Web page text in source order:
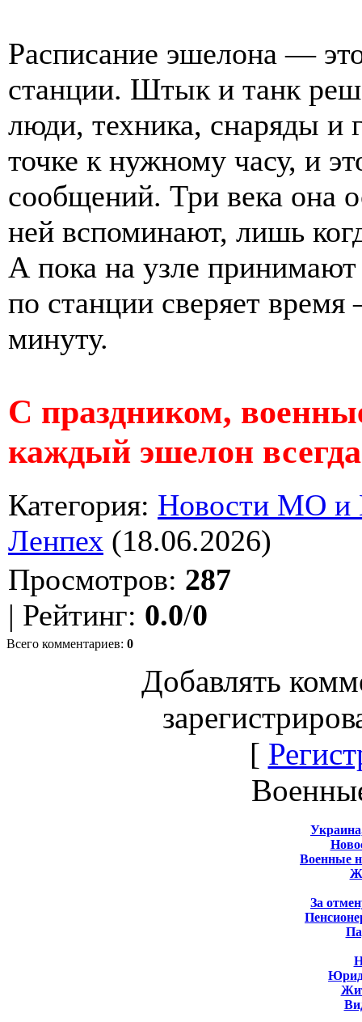
Расписание эшелона —
станции. Штык и танк
люди, техника, снаряды и
точке к нужному часу, и
сообщений. Три века она
ней вспоминают, лишь
А пока на узле
по станции сверяет
минуту.
С праздником,
каждый эшелон
Категория: Новости МО
Ленпех (18.06.2026)
Просмотров: 287
| Рейтинг: 0.0/0
Всего комментариев: 0
Добавлять
[
Военные
За